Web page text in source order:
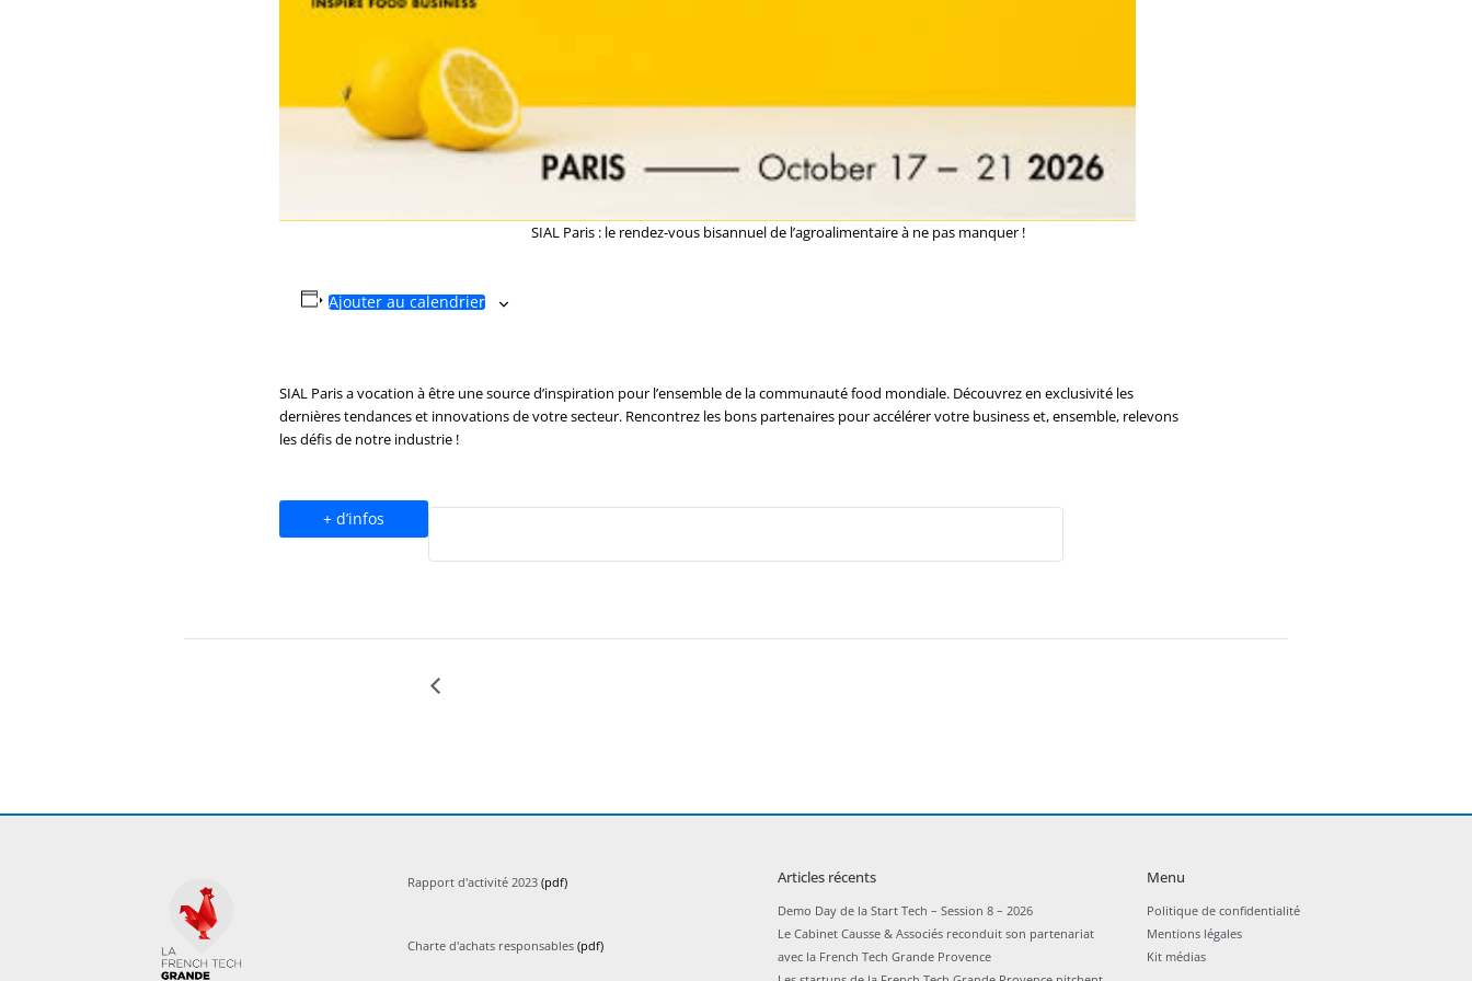
Ajouter au calendrier
SIAL Paris : le rendez-vous bisannuel de l’agroalimentaire à ne pas manquer !
SIAL Paris a vocation à être une source d’inspiration pour l’ensemble de la communauté food mondiale. Découvrez en exclusivité les
dernières tendances et innovations de votre secteur. Rencontrez les bons partenaires pour accélérer votre business et, ensemble, relevons
les défis de notre industrie !
+ d’infos
Rapport d'activité 2023 (pdf)
Charte d'achats responsables (pdf)
Articles récents
Demo Day de la Start Tech – Session 8 – 2026
Le Cabinet Causse & Associés reconduit son partenariat
avec la French Tech Grande Provence
Menu
Politique de confidentialité
Mentions légales
Kit médias